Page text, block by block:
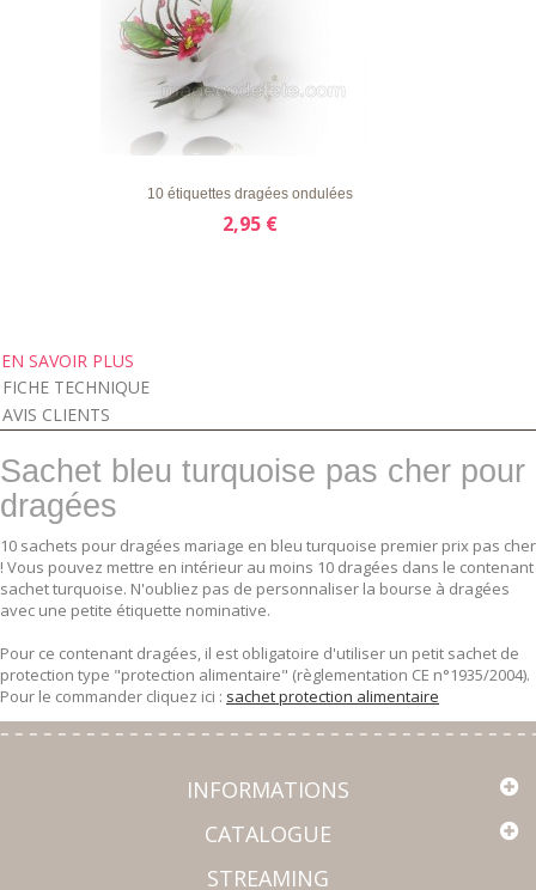
APERÇU RAPIDE
10 étiquettes dragées ondulées
2,95 €
EN SAVOIR PLUS
FICHE TECHNIQUE
AVIS CLIENTS
Sachet bleu turquoise pas cher pour
dragées
10 sachets pour dragées mariage en bleu turquoise premier prix pas cher
! Vous pouvez mettre en intérieur au moins 10 dragées dans le contenant
sachet turquoise. N'oubliez pas de personnaliser la bourse à dragées
avec une petite étiquette nominative.
Pour ce contenant dragées, il est obligatoire d'utiliser un petit sachet de
protection type "protection alimentaire" (règlementation CE n°1935/2004).
Pour le commander cliquez ici : sachet protection alimentaire
INFORMATIONS
CATALOGUE
STREAMING